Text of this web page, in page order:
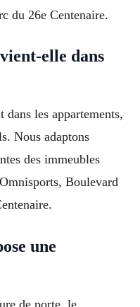
du 26e Centenaire.
elle dans
les appartements,
Nous adaptons
des immeubles
Boulevard
une